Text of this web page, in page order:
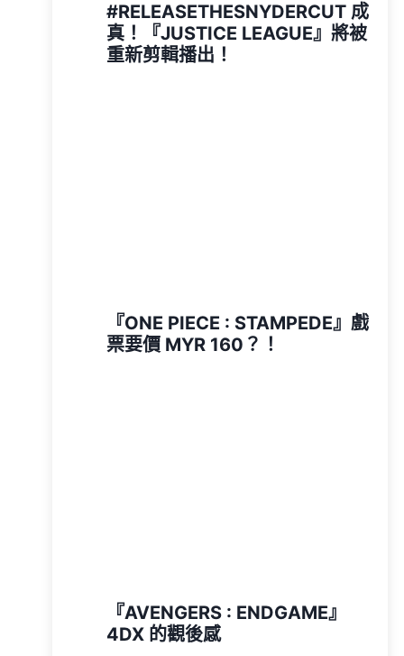
#RELEASETHESNYDERCUT 成
真！『JUSTICE LEAGUE』將被
重新剪輯播出！
『ONE PIECE : STAMPEDE』戲
票要價 MYR 160？！
『AVENGERS : ENDGAME』
4DX 的觀後感